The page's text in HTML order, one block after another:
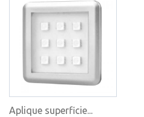
Aplique superficie...